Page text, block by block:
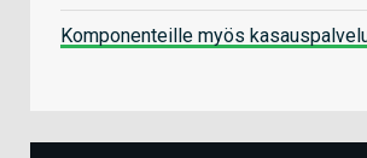
Komponenteille myös